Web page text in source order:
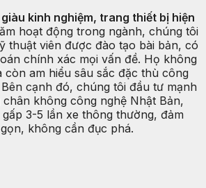
kinh nghiệm, trang thiết bị hiện
hoạt động trong ngành, chúng tôi
thuật viên được đào tạo bài bản, có
chính xác mọi vấn đề. Họ không
còn am hiểu sâu sắc đặc thù công
cạnh đó, chúng tôi đầu tư mạnh
không công nghệ Nhật Bản,
3-5 lần xe thông thường, đảm
không cần đục phá.